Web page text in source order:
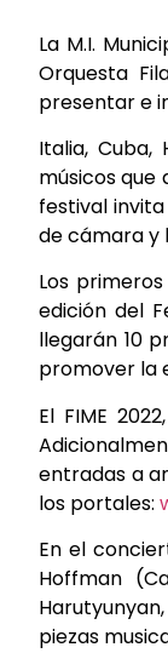
La M.I.
Orquesta
presentar e
Italia, Cuba,
músicos que
festival
de cámara y
Los
edición del
llegarán 10
promover la
El FIME
entradas a
los portales:
En el
Hoffman
piezas